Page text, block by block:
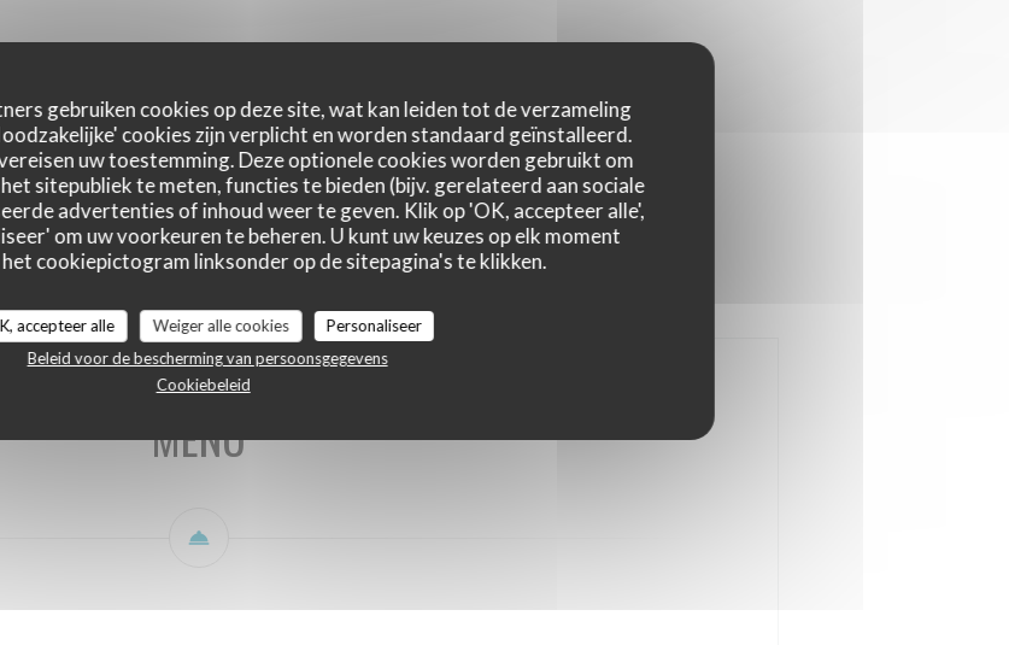
gebruiken cookies op deze site, wat kan leiden tot de verzameling
cookies zijn verplicht en worden standaard geïnstalleerd.
uw toestemming. Deze optionele cookies worden gebruikt om
sitepubliek te meten, functies te bieden (bijv. gerelateerd aan sociale
advertenties of inhoud weer te geven. Klik op 'OK, accepteer alle',
om uw voorkeuren te beheren. U kunt uw keuzes op elk moment
cookiepictogram linksonder op de sitepagina's te klikken.
accepteer alle Weiger alle cookies
Personaliseer
Beleid voor de bescherming van persoonsgegevens
Cookiebeleid
PIZZA SALADES SPECIALITES PLATS DESSERTS
MENU